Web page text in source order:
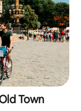
Town